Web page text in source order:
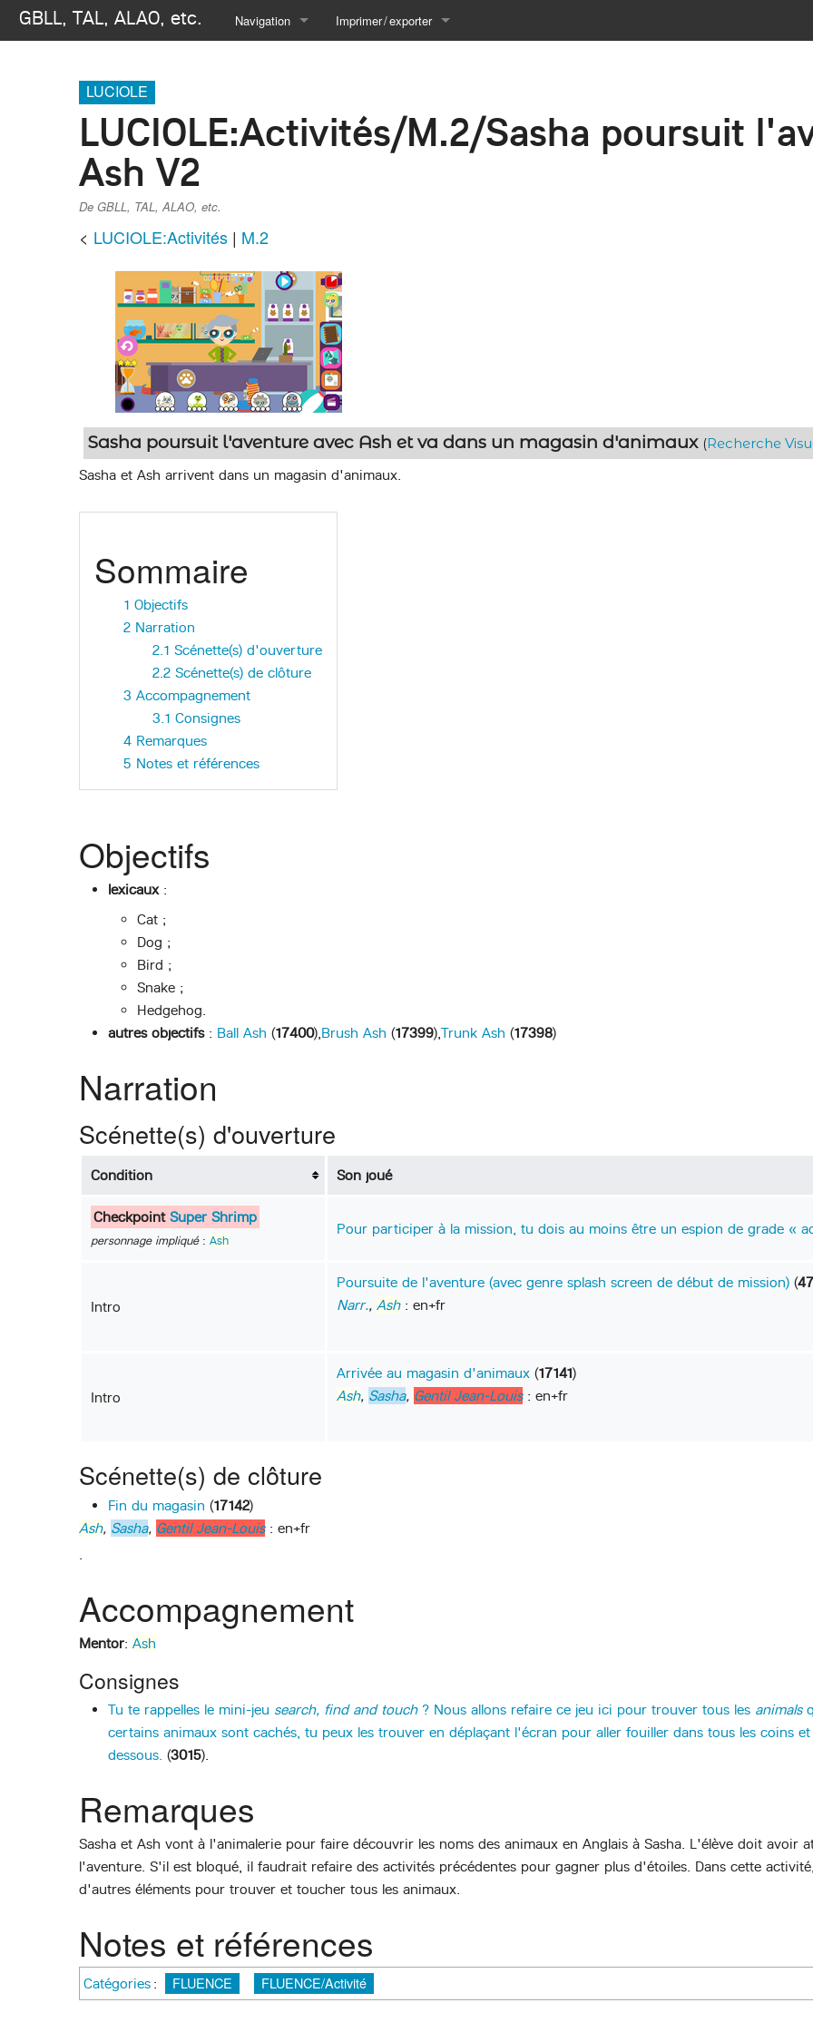
GBLL, TAL, ALAO, etc. Navigation Imprimer / exporter
Version imprimable
LUCIOLE
LUCIOLE:Activités/M.2/Sasha poursuit
Ash V2
De GBLL, TAL, ALAO, etc.
< LUCIOLE:Activités ‎ | M.2
Sasha poursuit l'aventure avec Ash et va dans un magasin d'animaux (Recherche
Sasha et Ash arrivent dans un magasin d'animaux.
Sommaire
1 Objectifs
2 Narration
2.1 Scénette(s) d'ouverture
2.2 Scénette(s) de clôture
3 Accompagnement
3.1 Consignes
4 Remarques
5 Notes et références
Objectifs
lexicaux:
Cat ;
Dog ;
Bird ;
Snake ;
Hedgehog.
autres objectifs : Ball Ash (17400),Brush Ash (17399),Trunk Ash (17398)
Narration
Scénette(s) d'ouverture
Condition Son joué
Checkpoint Super Shrimp
personnage impliqué: Ash
Pour participer à la mission, tu dois au moins être un espion de grade «
Intro
Poursuite de l'aventure (avec genre splash screen de début de mission)(
Narr., Ash: en+fr
Intro
Arrivée au magasin d'animaux(17141)
Ash, Sasha, Gentil Jean-Louis: en+fr
Scénette(s) de clôture
Fin du magasin (17142)
Ash, Sasha, Gentil Jean-Louis: en+fr
.
Accompagnement
Mentor: Ash
Consignes
Tu te rappelles le mini-jeu search, find and touch? Nous allons refaire ce jeu ici pour trouver tous les animals
certains animaux sont cachés, tu peux les trouver en déplaçant l'écran pour aller fouiller dans tous les coins
dessous. (3015).
Remarques
Sasha et Ash vont à l'animalerie pour faire découvrir les noms des animaux en Anglais à Sasha. L'élève doit
l'aventure. S'il est bloqué, il faudrait refaire des activités précédentes pour gagner plus d'étoiles. Dans cette
d'autres éléments pour trouver et toucher tous les animaux.
Notes et références
Catégories : FLUENCE FLUENCE/Activité